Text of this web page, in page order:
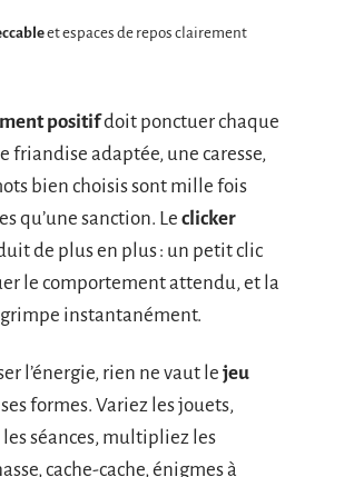
et espaces de repos clairement
positifdoit ponctuer chaque
friandise adaptée, une caresse,
bien choisis sont mille fois
qu’une sanction. Le clicker
de plus en plus : un petit clic
le comportement attendu, et la
instantanément.
l’énergie, rien ne vaut le jeu
formes. Variez les jouets,
séances, multipliez les
cache-cache, énigmes à